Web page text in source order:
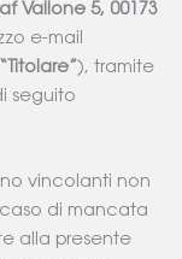
Vallone 5, 00173
e-mail
“Titolare” ), tramite
seguito
vincolanti non
di mancata
alla presente